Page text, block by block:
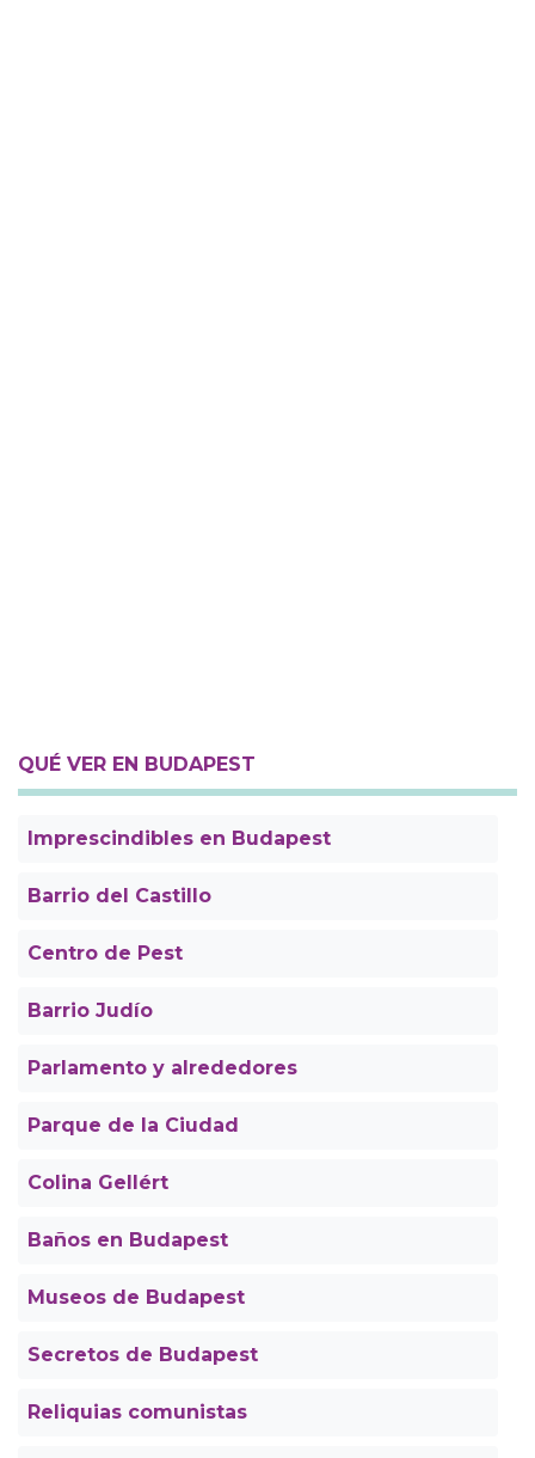
QUÉ VER EN BUDAPEST
Imprescindibles en Budapest
Barrio del Castillo
Centro de Pest
Barrio Judío
Parlamento y alrededores
Parque de la Ciudad
Colina Gellért
Baños en Budapest
Museos de Budapest
Secretos de Budapest
Reliquias comunistas